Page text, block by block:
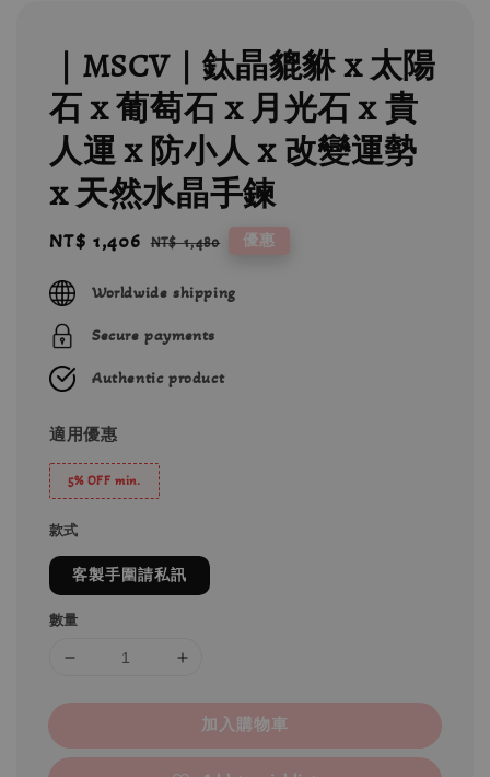
｜MSCV｜鈦晶貔貅 x 太陽
石 x 葡萄石 x 月光石 x 貴
人運 x 防小人 x 改變運勢
x 天然水晶手鍊
Sale
NT$ 1,406 Regular
NT$ 1,480 優惠
Worldwide shipping
Secure payments
Authentic product
適用優惠
5% OFF min.
款式
客製手圍請私訊
數量
加入購物車